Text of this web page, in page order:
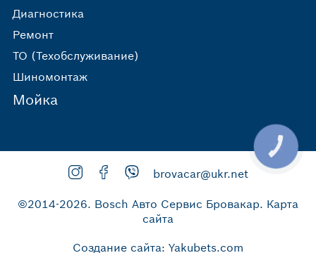
Диагностика
Ремонт
ТО (Техобслуживание)
Шиномонтаж
Мойка
brovacar@ukr.net
©2014-2026. Bosch Авто Сервис Бровакар. Карта
сайта
Создание сайта: Yakubets.com
КНОПКА
ЗВ'ЯЗКУ